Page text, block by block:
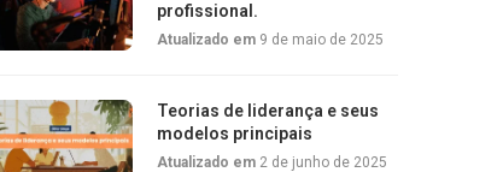
profissional.
Atualizado em 9 de maio de 2025
Teorias de liderança e seus
modelos principais
Atualizado em 2 de junho de 2025